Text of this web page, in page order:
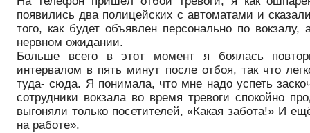
появились два полицейских с автоматами и
того, как будет объявлен персонально по
нервном ожидании.
Больше всего в этот момент я боялась
интервалом в пять минут после отбоя, так что
туда- сюда. Я понимала, что мне надо успеть
сотрудники вокзала во время тревоги спокойно
выгоняли только посетителей, «Какая забота!» И
на работе».